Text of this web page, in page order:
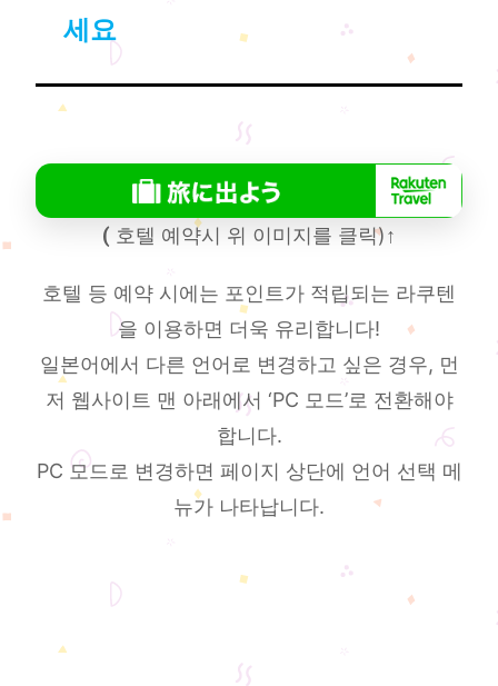
세요
( 호텔 예약시 위 이미지를 클릭)↑
호텔 등 예약 시에는 포인트가 적립되는 라쿠텐
을 이용하면 더욱 유리합니다!
일본어에서 다른 언어로 변경하고 싶은 경우, 먼
저 웹사이트 맨 아래에서 ‘PC 모드’로 전환해야
합니다.
PC 모드로 변경하면 페이지 상단에 언어 선택 메
뉴가 나타납니다.